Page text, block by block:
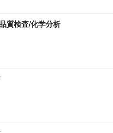
質検査/化学分析